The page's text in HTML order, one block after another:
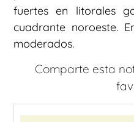
fuertes en litorales
cuadrante noroeste.
moderados.
Comparte esta